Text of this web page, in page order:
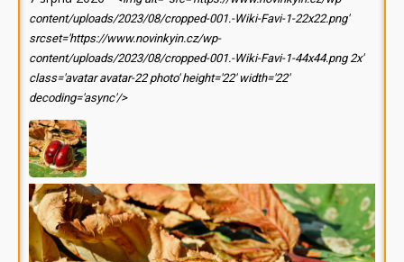
content/uploads/2023/08/cropped-001.-Wiki-Favi-1-22x22.png'
srcset='https://www.novinkyin.cz/wp-
content/uploads/2023/08/cropped-001.-Wiki-Favi-1-44x44.png 2x'
class='avatar avatar-22 photo' height='22' width='22'
decoding='async'/>